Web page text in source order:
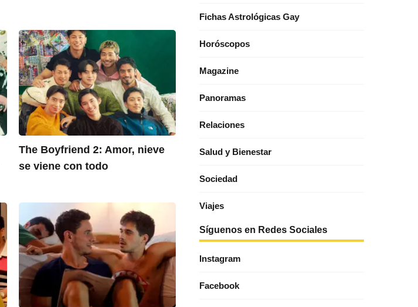
The Boyfriend 2: Amor, nieve
se viene con todo
Fichas Astrológicas Gay
Horóscopos
Magazine
Panoramas
Relaciones
Salud y Bienestar
Sociedad
Viajes
Síguenos en Redes Sociales
Instagram
Facebook